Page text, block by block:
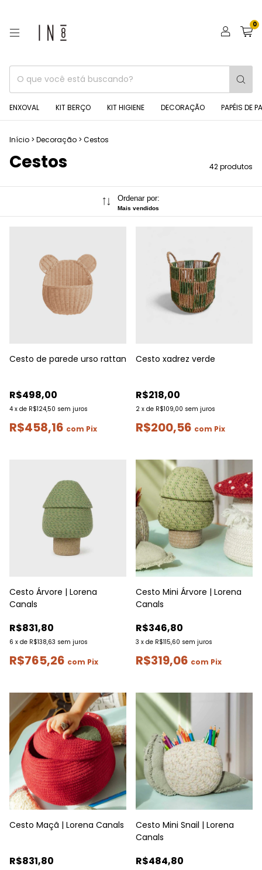
0
ENXOVAL KIT BERÇO KIT HIGIENE DECORAÇÃO PAPÉIS DE
Início > Decoração > Cestos
Cestos 42 produtos
Ordenar por:
Mais vendidos
Cesto de parede urso rattan
R$498,00
4 x de R$124,50 sem juros
R$458,16 com Pix
Cesto xadrez verde
R$218,00
2 x de R$109,00 sem juros
R$200,56 com Pix
Cesto Árvore | Lorena
Canals
R$831,80
6 x de R$138,63 sem juros
R$765,26 com Pix
Cesto Mini Árvore | Lorena
Canals
R$346,80
3 x de R$115,60 sem juros
R$319,06 com Pix
Cesto Maçã | Lorena Canals
R$831,80
Cesto Mini Snail | Lorena
Canals
R$484,80